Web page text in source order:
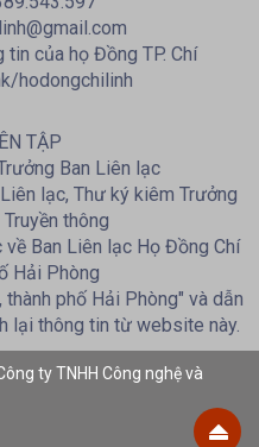
tin của họ Đồng TP. Chí
hodongchilinh
TẬP
Ban Liên lạc
lạc, Thư ký kiêm Trưởng
thông
Ban Liên lạc Họ Đồng Chí
Hải Phòng
phố Hải Phòng" và dẫn
lại thông tin từ website này.
ty TNHH Công nghệ và